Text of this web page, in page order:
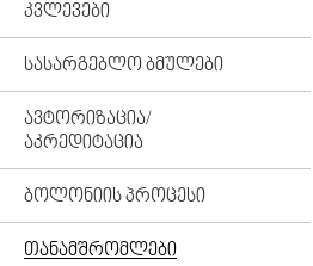
ᲙᲕᲚᲔᲕᲔᲑᲘ
ᲡᲐᲡᲐᲠᲒᲔᲑᲚᲝ ᲑᲛᲣᲚᲔᲑᲘ
ᲐᲕᲢᲝᲠᲘᲖᲐᲪᲘᲐ/
ᲐᲙᲠᲔᲓᲘᲢᲐᲪᲘᲐ
ᲑᲝᲚᲝᲜᲘᲘᲡ ᲞᲠᲝᲪᲔᲡᲘ
ᲗᲐᲜᲐᲛᲨᲠᲝᲛᲚᲔᲑᲘ